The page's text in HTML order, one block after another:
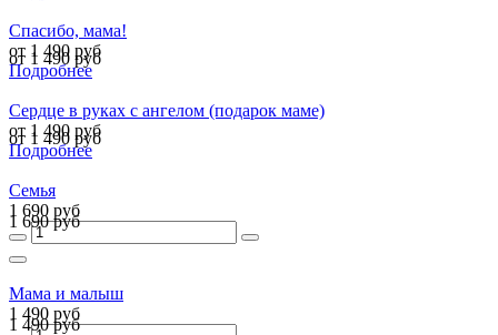
Спасибо, мама!
от 1 490 руб
от 1 490 руб
Подробнее
Сердце в руках с ангелом (подарок маме)
от 1 490 руб
от 1 490 руб
Подробнее
Семья
1 690 руб
1 690 руб
Мама и малыш
1 490 руб
1 490 руб